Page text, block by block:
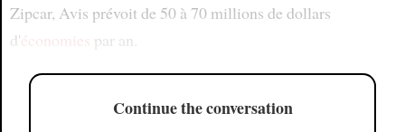
Zipcar, Avis prévoit de 50 à 70 millions de dollars
d' économies par an.
Continue the conversation